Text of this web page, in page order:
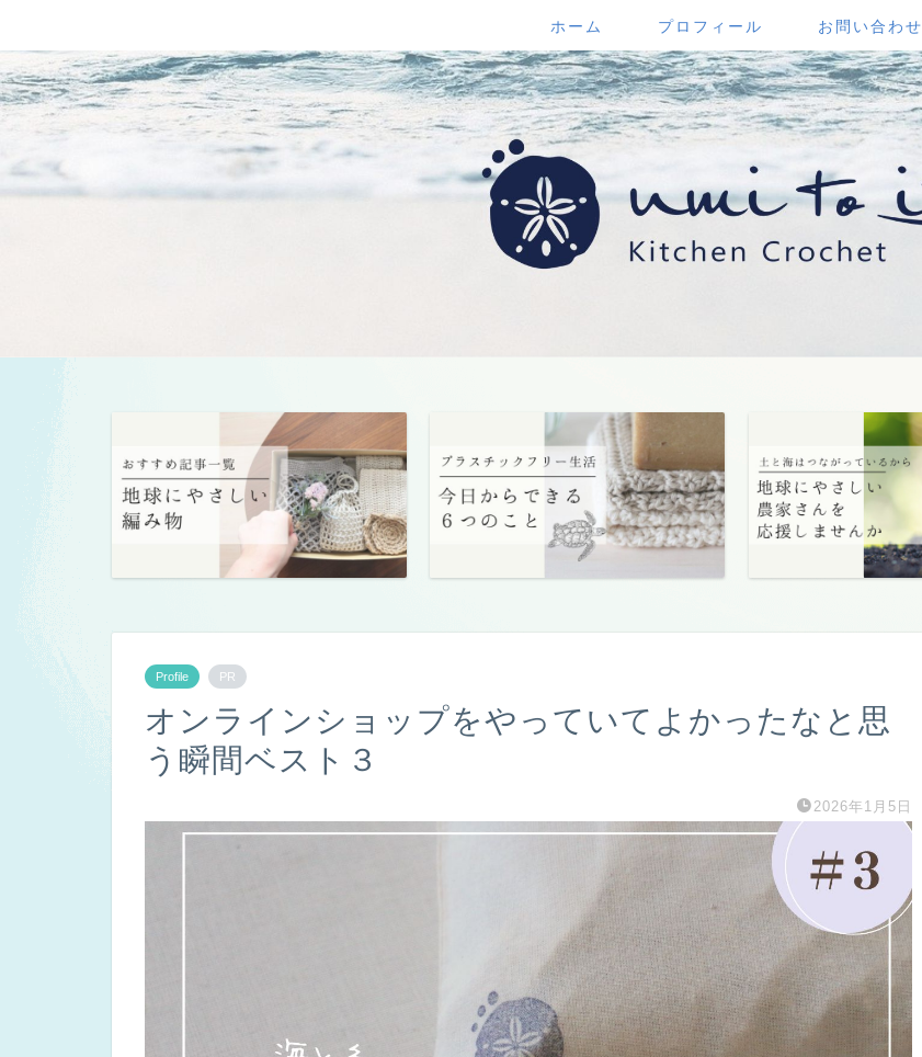
ホーム プロフィール お問い合わせ
Profile PR
オンラインショップをやっていてよかったなと思
う瞬間ベスト３
2026年1月5日